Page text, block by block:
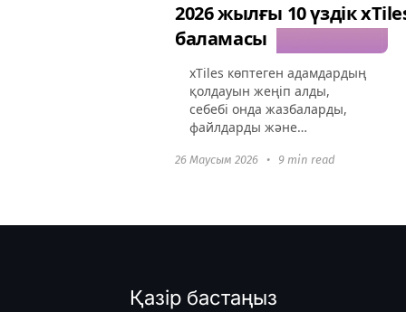
2026 жылғы 10 үздік
баламасы
xTiles көптеген адамдардың
қолдауын жеңіп алды,
себебі онда жазбаларды,
файлдарды және
болатын икемді “доска” бар.
26 Маусым 2026 • 9 min read
Қазір бастаңыз